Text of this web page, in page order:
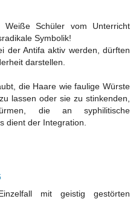
Schüler vom Unterricht
Symbolik!
der Antifa aktiv werden, dürften
darstellen.
die Haare wie faulige Würste
lassen oder sie zu stinkenden,
die an syphilitische
dient der Integration.
mit geistig gestörten